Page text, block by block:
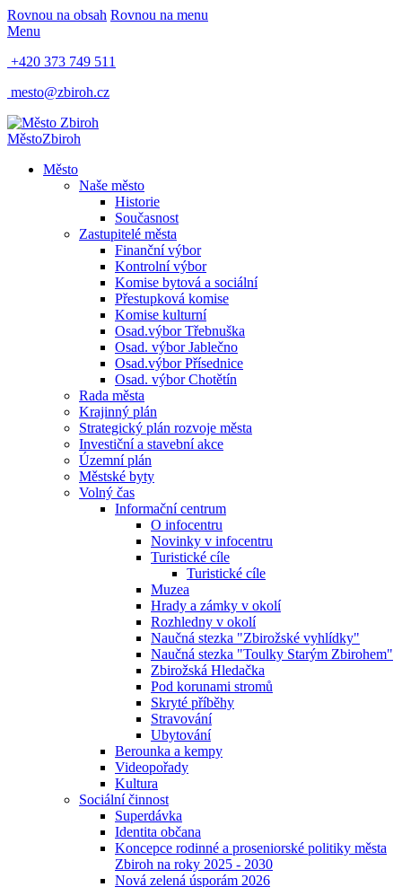
Rovnou na obsah Rovnou na menu
Menu
+420 373 749 511
mesto@zbiroh.cz
MěstoZbiroh
Město
Naše město
Historie
Současnost
Zastupitelé města
Finanční výbor
Kontrolní výbor
Komise bytová a sociální
Přestupková komise
Komise kulturní
Osad.výbor Třebnuška
Osad. výbor Jablečno
Osad.výbor Přísednice
Osad. výbor Chotětín
Rada města
Krajinný plán
Strategický plán rozvoje města
Investiční a stavební akce
Územní plán
Městské byty
Volný čas
Informační centrum
O infocentru
Novinky v infocentru
Turistické cíle
Turistické cíle
Muzea
Hrady a zámky v okolí
Rozhledny v okolí
Naučná stezka "Zbirožské vyhlídky"
Naučná stezka "Toulky Starým Zbirohem"
Zbirožská Hledačka
Pod korunami stromů
Skryté příběhy
Stravování
Ubytování
Berounka a kempy
Videopořady
Kultura
Sociální činnost
Superdávka
Identita občana
Koncepce rodinné a proseniorské politiky města
Zbiroh na roky 2025 - 2030
Nová zelená úsporám 2026